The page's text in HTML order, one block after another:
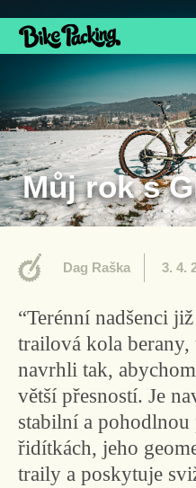
Můj rok s
Dag Raška 3. 4.
“Terénní nadšenci
trailová kola berany,
navrhli tak,
větší přesností. Je
stabilní a
řidítkách, jeho
traily a poskytuje